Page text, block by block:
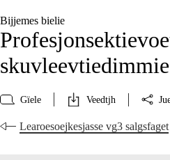
Bijjemes bielie
skuvleevtiedimmie
Gïele Veedtjh
Learoesoejkesjasse vg3 salgsfaget